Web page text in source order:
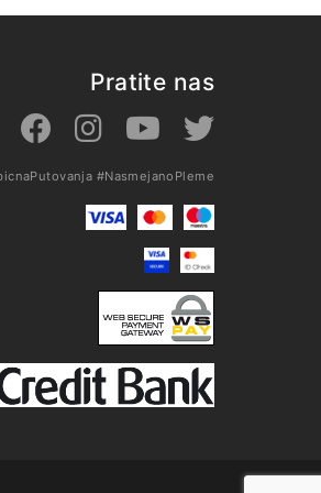
Pratite nas
#NasmejanoPleme